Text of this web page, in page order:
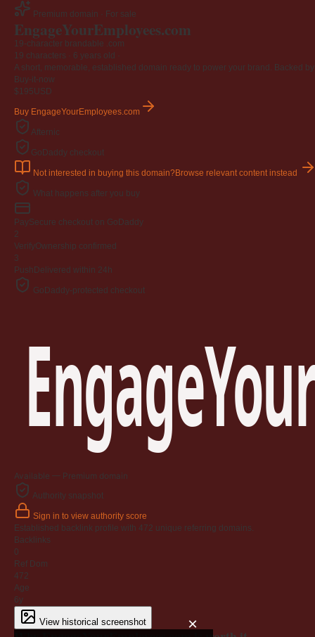
Premium domain · For sale
EngageYourEmployees.com
19-character brandable .com
19 characters · 6 years old
A short, memorable, established domain ready to power your brand. Backed
Buy-it-now
$195USD
Buy EngageYourEmployees.com
Afternic
GoDaddy checkout
Not interested in buying this domain?Browse relevant content instead
What happens after you buy
PaySecure checkout on GoDaddy
2
VerifyOwnership confirmed
3
Push Delivered within 24h
GoDaddy-protected checkout
Available — Premium domain
Authority snapshot
Sign in to view authority score
Established backlink profile with 472 unique referring domains.
Backlinks
0
Ref Dom
472
Age
6y
View historical screenshot ×